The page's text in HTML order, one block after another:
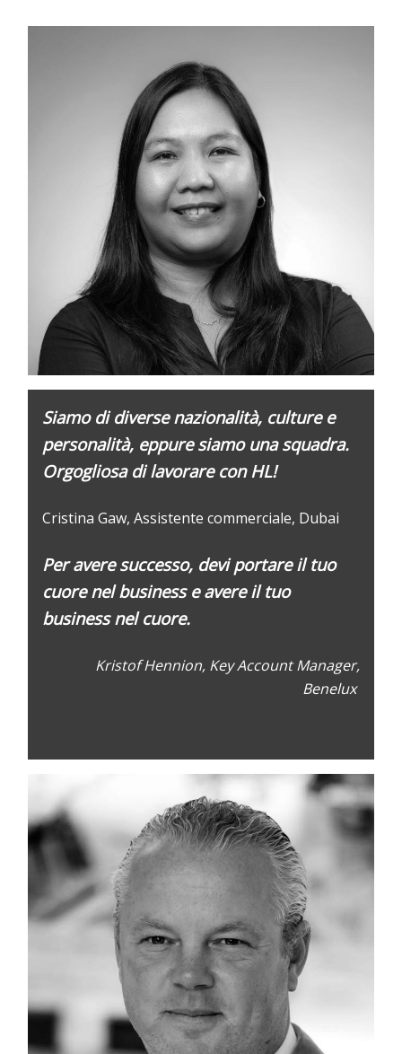
Siamo di diverse nazionalità, culture e
personalità, eppure siamo una squadra.
Orgogliosa di lavorare con HL!
Cristina Gaw, Assistente commerciale, Dubai
Per avere successo, deviportareiltuo
cuorenel businesseavere il tuo
businessnel cuore.
Kristof Hennion, Key Account Manager,
Benelux